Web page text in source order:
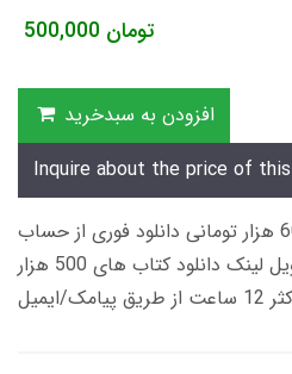
500,000 تومان
افزودن به سبدخرید
Inquire about the price of
زمان تحویل کتاب های 600 هزار تومانی دانلود فوری از حساب
کاربری می باشد، و زمان تحویل لینک دانلود کتاب های 500 هزار
ایمیل